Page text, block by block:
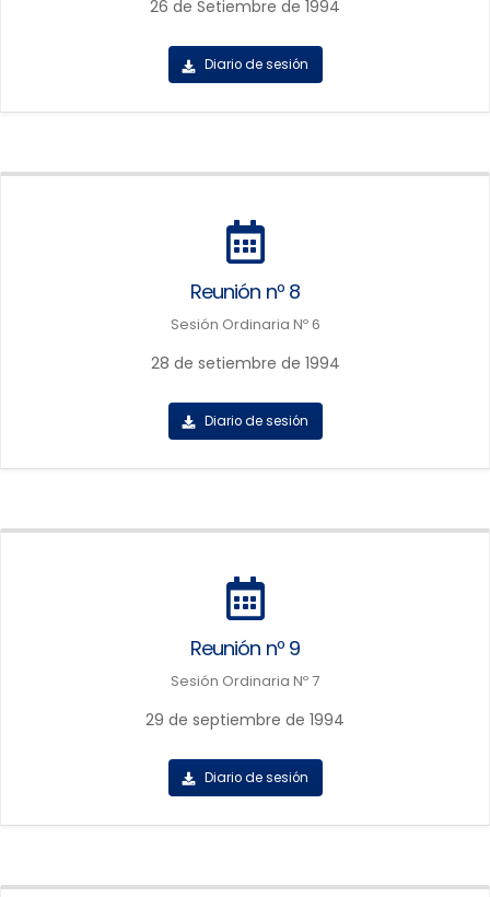
26 de Setiembre de 1994
Diario de sesión
Reunión nº 8
Sesión Ordinaria Nº 6
28 de setiembre de 1994
Diario de sesión
Reunión nº 9
Sesión Ordinaria Nº 7
29 de septiembre de 1994
Diario de sesión